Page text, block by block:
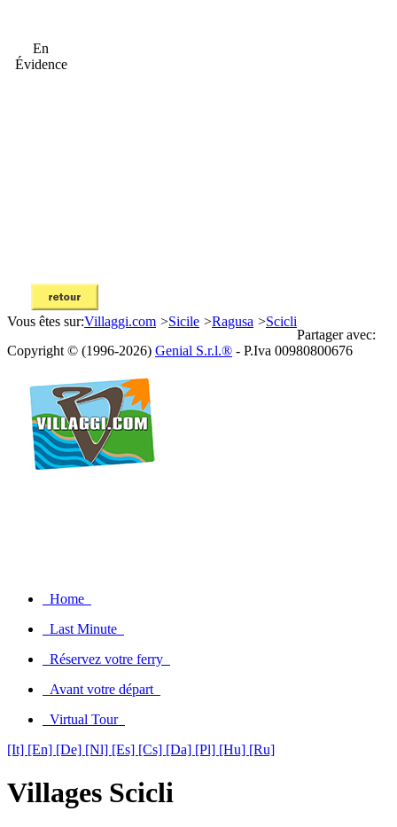
En
Évidence
Vous êtes sur:Villaggi.com >Sicile >Ragusa >Scicli
Partager avec:
Copyright © (1996-2026) Genial S.r.l.® - P.Iva 00980800676
Home
Last Minute
Réservez votre ferry
Avant votre départ
Virtual Tour
[It] [En] [De] [Nl] [Es] [Cs] [Da] [Pl] [Hu] [Ru]
Villages Scicli